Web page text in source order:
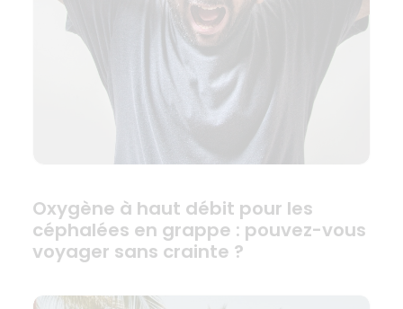
Oxygène à haut débit pour les
céphalées en grappe : pouvez-vous
voyager sans crainte ?